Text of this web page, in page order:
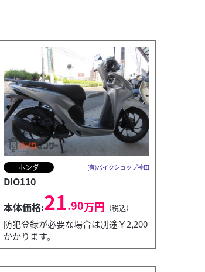
ホンダ (有)バイクショップ神田
DIO110
本体価格:21.90万円 （税込）
防犯登録が必要な場合は別途￥2,200
かかります。